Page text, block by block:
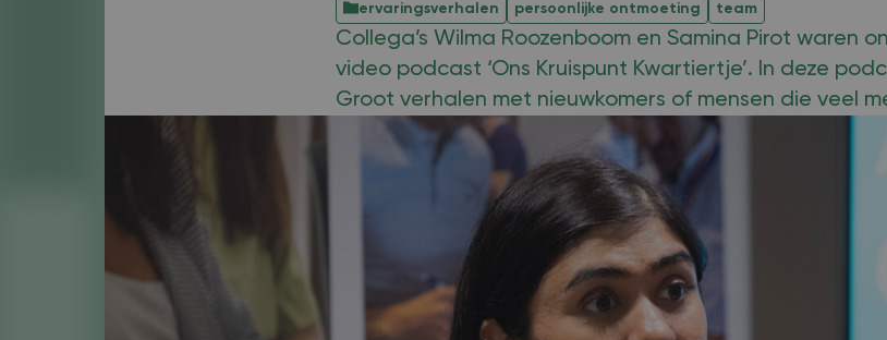
ervaringsverhalen persoonlijke ontmoeting team
Collega’s Wilma Roozenboom en Samina Pirot waren
video podcast ‘Ons Kruispunt Kwartiertje’. In deze
Groot verhalen met nieuwkomers of mensen die veel